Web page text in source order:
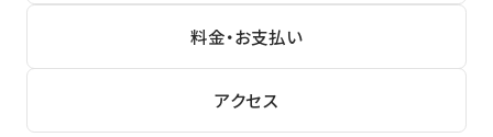
料金・お支払い
アクセス